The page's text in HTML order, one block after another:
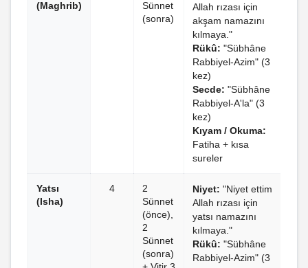
(Maghrib)
Sünnet
(sonra)
Allah rızası için
akşam namazını
kılmaya."
Rükû: "Sübhâne
Rabbiyel-Azim" (3
kez)
Secde: "Sübhâne
Rabbiyel-A'la" (3
kez)
Kıyam / Okuma:
Fatiha + kısa
sureler
Yatsı
(Isha)
4
2
Sünnet
(önce),
2
Sünnet
(sonra)
Niyet: "Niyet ettim
Allah rızası için
yatsı namazını
kılmaya."
Rükû: "Sübhâne
Rabbiyel-Azim" (3